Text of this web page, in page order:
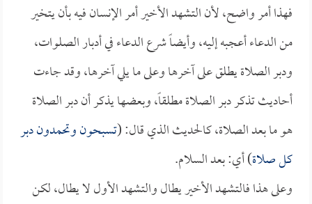
فهذا أمر واضح، لأن التشهد الأخير أمر الإنسان فيه بأن يتخير
من الدعاء أعجبه إليه، وأيضاً شرع الدعاء في أدبار الصلوات،
ودبر الصلاة يطلق على آخرها وعلى ما يلي آخرها، وقد جاءت
أحاديث تذكر دبر الصلاة مطلقاً، وبعضها يذكر أن دبر الصلاة
هو ما بعد الصلاة، كالحديث الذي قال: (تسبحون وتحمدون دبر
كل صلاة) أي: بعد السلام.
وعلى هذا فالتشهد الأخير يطال والتشهد الأول لا يطال، لكن